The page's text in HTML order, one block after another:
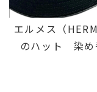
エルメス（
のハット 染め